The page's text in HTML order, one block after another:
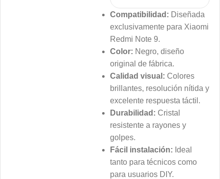
Compatibilidad: Diseñada
exclusivamente para Xiaomi
Redmi Note 9.
Color: Negro, diseño
original de fábrica.
Calidad visual: Colores
brillantes, resolución nítida y
excelente respuesta táctil.
Durabilidad: Cristal
resistente a rayones y
golpes.
Fácil instalación: Ideal
tanto para técnicos como
para usuarios DIY.